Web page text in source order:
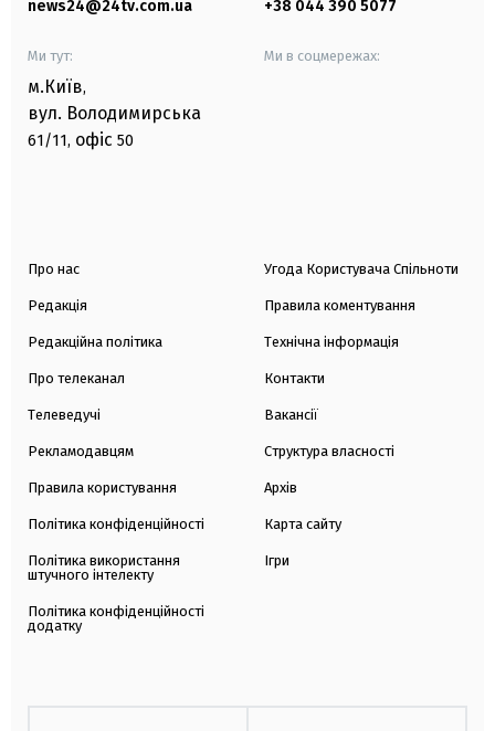
news24@24tv.com.ua +38 044 390 5077
Ми тут:
м.Київ,
вул. Володимирська
61/11, офіс 50
Ми в соцмережах:
Про нас
Редакція
Редакційна політика
Про телеканал
Телеведучі
Рекламодавцям
Правила користування
Політика конфіденційності
Політика використання
штучного інтелекту
Політика конфіденційності
додатку
Угода Користувача Спільноти
Правила коментування
Технічна інформація
Контакти
Вакансії
Структура власності
Архів
Карта сайту
Ігри